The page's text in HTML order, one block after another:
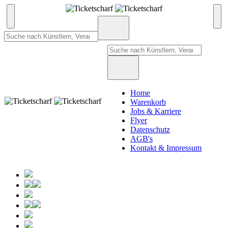
Home
Warenkorb
Jobs & Karriere
Flyer
Datenschutz
AGB's
Kontakt & Impressum